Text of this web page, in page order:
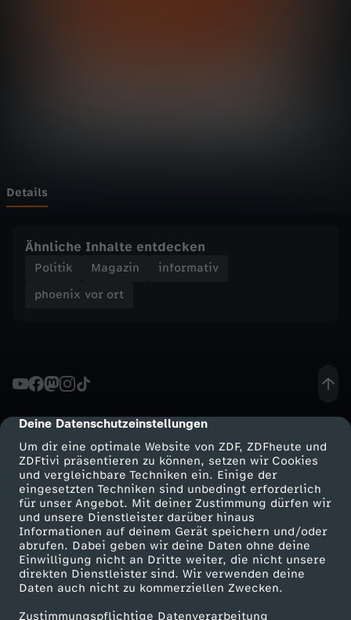
cmp-dialog-description
Deine Datenschutzeinstellungen
Um dir eine optimale Website von ZDF, ZDFheute und
ZDFtivi präsentieren zu können, setzen wir Cookies
und vergleichbare Techniken ein. Einige der
eingesetzten Techniken sind unbedingt erforderlich
für unser Angebot. Mit deiner Zustimmung dürfen wir
und unsere Dienstleister darüber hinaus
Informationen auf deinem Gerät speichern und/oder
abrufen. Dabei geben wir deine Daten ohne deine
Einwilligung nicht an Dritte weiter, die nicht unsere
direkten Dienstleister sind. Wir verwenden deine
Daten auch nicht zu kommerziellen Zwecken.
Zustimmungspflichtige Datenverarbeitung
t
D
a
t
t
e
z
u
r
Details
Ähnliche Inhalte entdecken
Politik Magazin
informativ
phoenix vor ort
Mehr ZDF
ZDF-Apps
Smart TV
ZDFtext
Livestreams
Service
ZDFmitreden
Kontakt zum ZDF
Tickets
Zuschauerservice